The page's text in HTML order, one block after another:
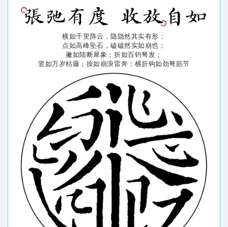
横如千里阵云，隐隐然其实有形；
点如高峰坠石，磕磕然实如崩也；
撇如陆断犀象；折如百钧弩发；
竖如万岁枯藤；捺如崩浪雷奔；横折钩如劲弩筋节